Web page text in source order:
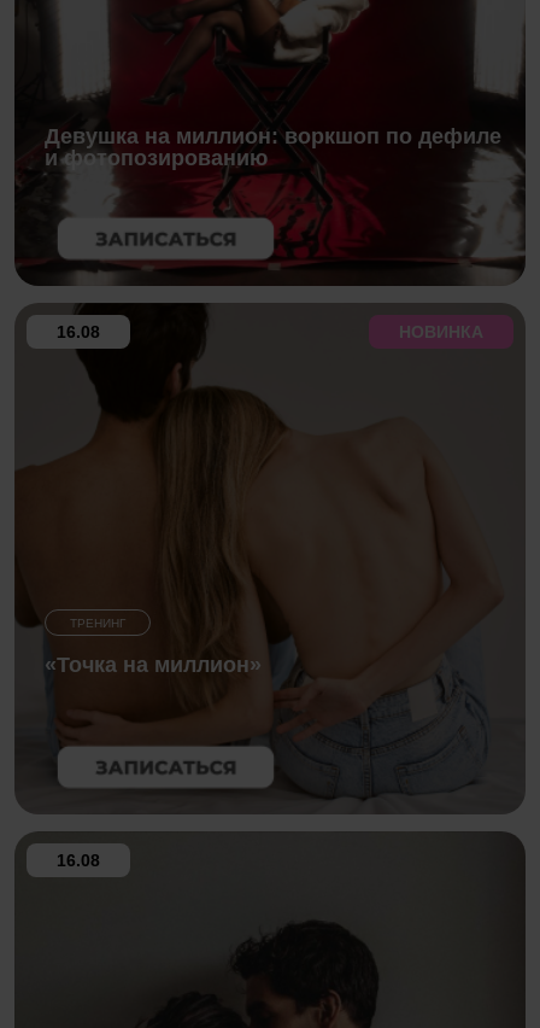
Девушка на миллион: воркшоп по дефиле
и фотопозированию
ТРЕНИНГ
«Точка на миллион»
НОВИНКА
16.08
16.08